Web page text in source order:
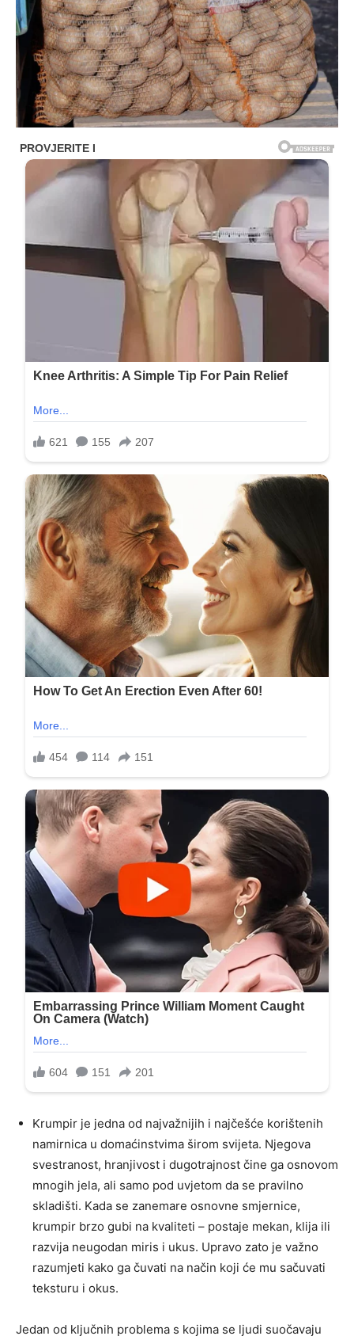
Krumpir je jedna od najvažnijih i najčešće korištenih
namirnica u domaćinstvima širom svijeta. Njegova
svestranost, hranjivost i dugotrajnost čine ga osnovom
mnogih jela, ali samo pod uvjetom da se pravilno
skladišti. Kada se zanemare osnovne smjernice,
krumpir brzo gubi na kvaliteti – postaje mekan, klija ili
razvija neugodan miris i ukus. Upravo zato je važno
razumjeti kako ga čuvati na način koji će mu sačuvati
teksturu i okus.
Jedan od ključnih problema s kojima se ljudi suočavaju